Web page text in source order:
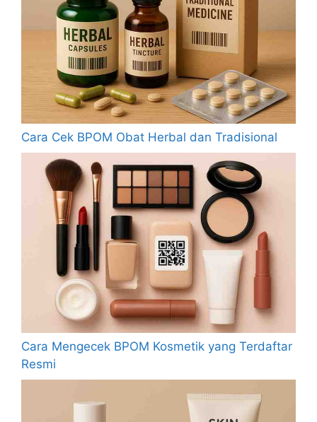
Cara Cek BPOM Obat Herbal dan Tradisional
Cara Mengecek BPOM Kosmetik yang Terdaftar
Resmi